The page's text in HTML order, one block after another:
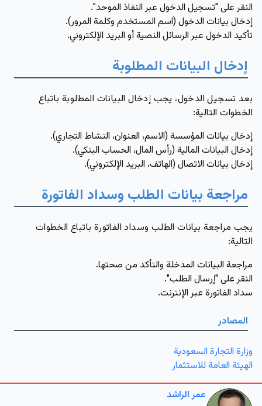
النقر على "تسجيل الدخول عبر النفاذ الموحد".
إدخال بيانات الدخول (اسم المستخدم وكلمة المرور).
تأكيد الدخول عبر الرسائل النصية أو البريد الإلكتروني.
إدخال البيانات المطلوبة
بعد تسجيل الدخول، يجب إدخال البيانات المطلوبة باتباع
الخطوات التالية:
إدخال بيانات المؤسسة (الاسم، العنوان، النشاط التجاري).
إدخال البيانات المالية (رأس المال، الحساب البنكي).
إدخال بيانات الاتصال (الهاتف، البريد الإلكتروني).
مراجعة بيانات الطلب وسداد الفاتورة
يجب مراجعة بيانات الطلب وسداد الفاتورة باتباع الخطوات
التالية:
مراجعة البيانات المدخلة والتأكد من صحتها.
النقر على "إرسال الطلب".
سداد الفاتورة عبر الإنترنت.
المصادر
وزارة التجارة السعودية
الهيئة العامة للاستثمار
عمر الراشد